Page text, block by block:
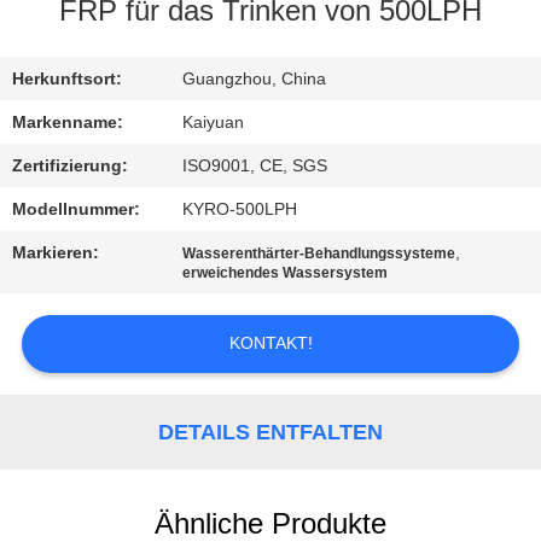
SIE
MIT
UNS
IN
VERBINDUNG
FORDERN
SIE
COMPANY
FRP für das Trinken von 500LPH
Herkunftsort: Guangzhou, China
Markenname: Kaiyuan
Zertifizierung: ISO9001, CE, SGS
Modellnummer: KYRO-500LPH
Markieren: Wasserenthärter-Behandlungssysteme,
erweichendes Wassersystem
KONTAKT!
DETAILS ENTFALTEN
Ähnliche Produkte